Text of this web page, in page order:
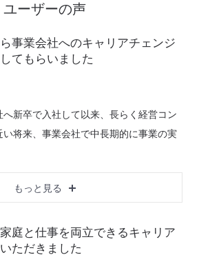
ユーザーの声
事業会社へのキャリアチェンジ
てもらいました
新卒で入社して以来、長らく経営コン
将来、事業会社で中長期的に事業の実
もっと見る
庭と仕事を両立できるキャリア
ただきました